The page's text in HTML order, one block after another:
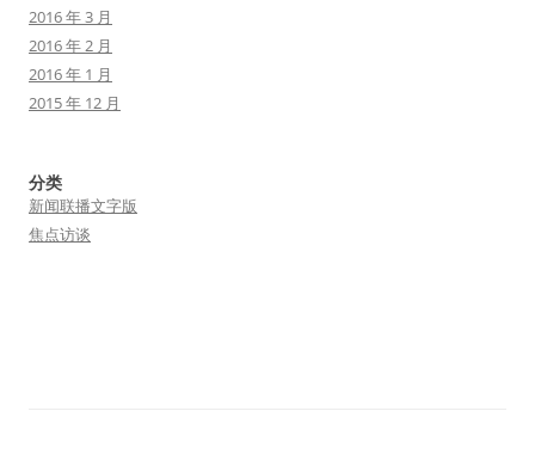
2016 年 3 月
2016 年 2 月
2016 年 1 月
2015 年 12 月
分类
新闻联播文字版
焦点访谈